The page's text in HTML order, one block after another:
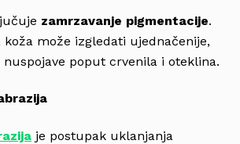
zamrzavanje pigmentacije.
koža može izgledati ujednačenije,
poput crvenila i oteklina.
je postupak uklanjanja